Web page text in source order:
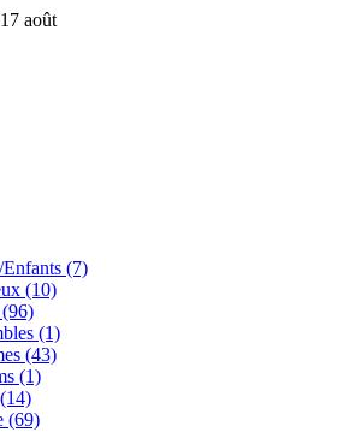
août
Enfants (7)
(10)
(1)
(43)
(1)
(69)